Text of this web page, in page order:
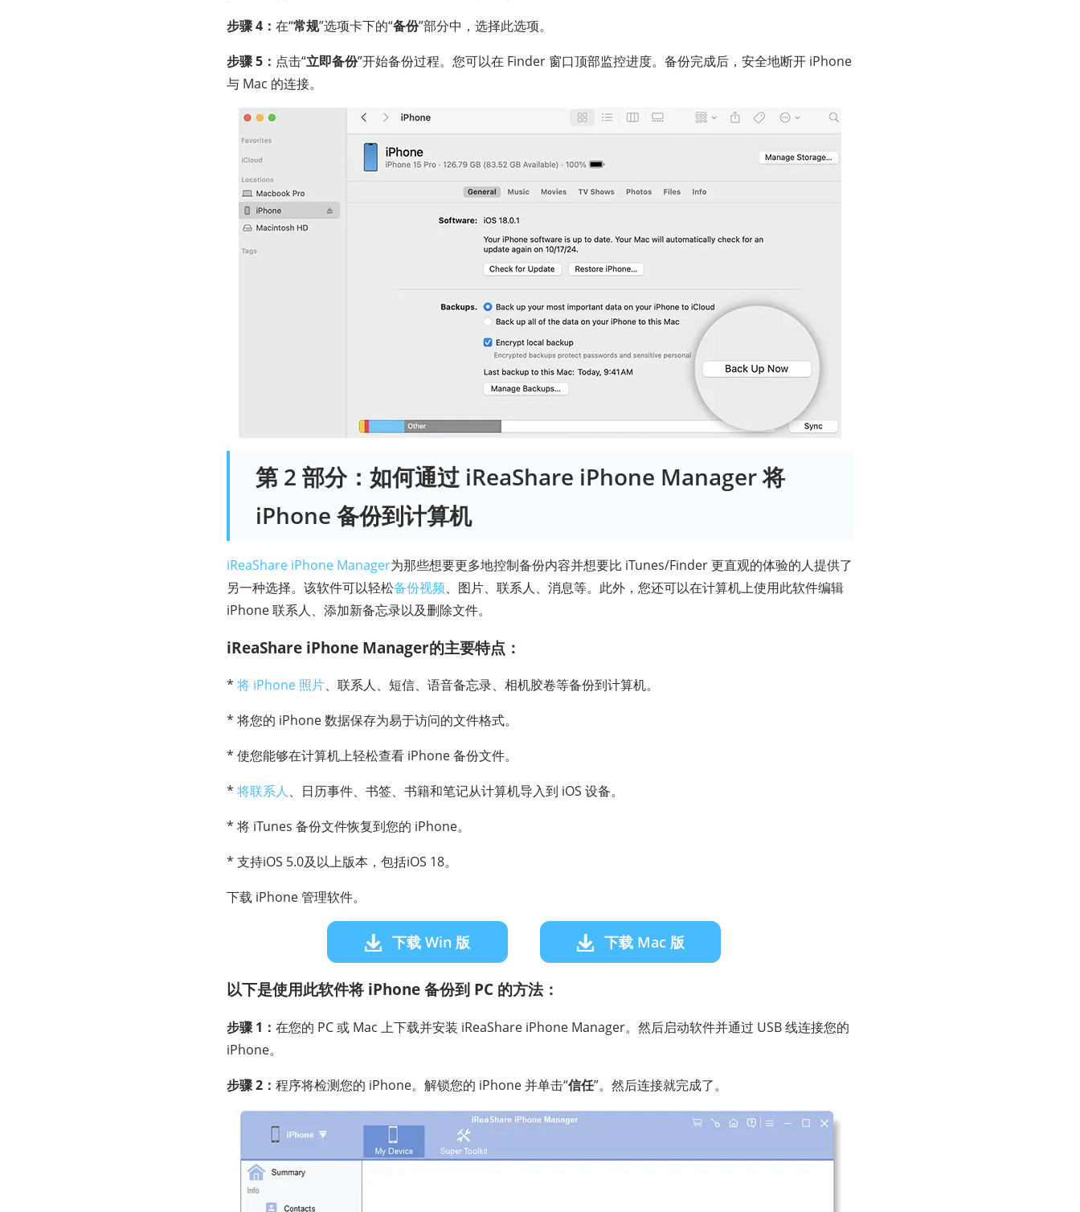
步骤 4： 在“常规”选项卡下的“备份”部分中，选择此选项。
步骤 5： 点击“立即备份”开始备份过程。您可以在 Finder 窗口顶部监控进度。备份完成后，安全地断开 iPhone
与 Mac 的连接。
第 2 部分：如何通过 iReaShare iPhone Manager 将
iPhone 备份到计算机
iReaShare iPhone Manager为那些想要更多地控制备份内容并想要比 iTunes/Finder 更直观的体验的人提供了
另一种选择。该软件可以轻松备份视频、图片、联系人、消息等。此外，您还可以在计算机上使用此软件编辑
iPhone 联系人、添加新备忘录以及删除文件。
iReaShare iPhone Manager的主要特点：
* 将 iPhone 照片、联系人、短信、语音备忘录、相机胶卷等备份到计算机。
* 将您的 iPhone 数据保存为易于访问的文件格式。
* 使您能够在计算机上轻松查看 iPhone 备份文件。
* 将联系人 、日历事件、书签、书籍和笔记从计算机导入到 iOS 设备。
* 将 iTunes 备份文件恢复到您的 iPhone。
* 支持iOS 5.0及以上版本，包括iOS 18。
下载 iPhone 管理软件。
下载 Win 版 下载 Mac 版
以下是使用此软件将 iPhone 备份到 PC 的方法：
步骤 1： 在您的 PC 或 Mac 上下载并安装 iReaShare iPhone Manager。然后启动软件并通过 USB 线连接您的
iPhone。
步骤 2： 程序将检测您的 iPhone。解锁您的 iPhone 并单击“信任”。然后连接就完成了。